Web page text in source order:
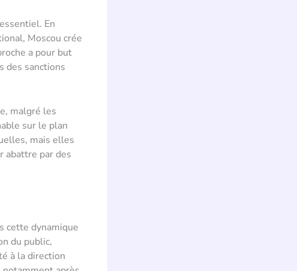
En
Moscou crée
a pour but
des sanctions
malgré les
sur le plan
mais elles
abattre par des
cette dynamique
du public,
à la direction